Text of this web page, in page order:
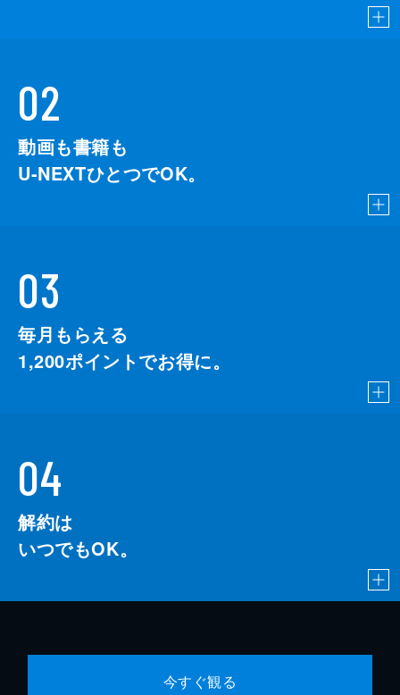
02
動画も書籍も
U-NEXTひとつでOK。
03
毎月もらえる
1,200ポイントでお得に。
04
解約は
いつでもOK。
今すぐ観る